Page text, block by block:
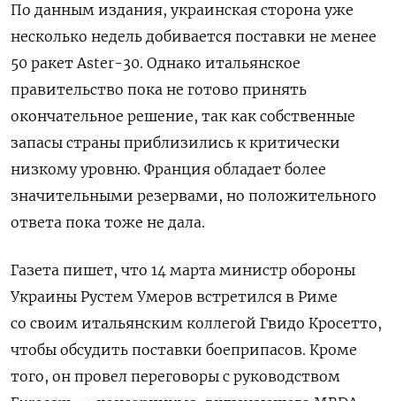
По данным издания, украинская сторона уже
несколько недель добивается поставки не менее
50 ракет Aster-30. Однако итальянское
правительство пока не готово принять
окончательное решение, так как собственные
запасы страны приблизились к критически
низкому уровню. Франция обладает более
значительными резервами, но положительного
ответа пока тоже не дала.
Газета пишет, что 14 марта министр обороны
Украины Рустем Умеров встретился в Риме
со своим итальянским коллегой Гвидо Кросетто,
чтобы обсудить поставки боеприпасов. Кроме
того, он провел переговоры с руководством